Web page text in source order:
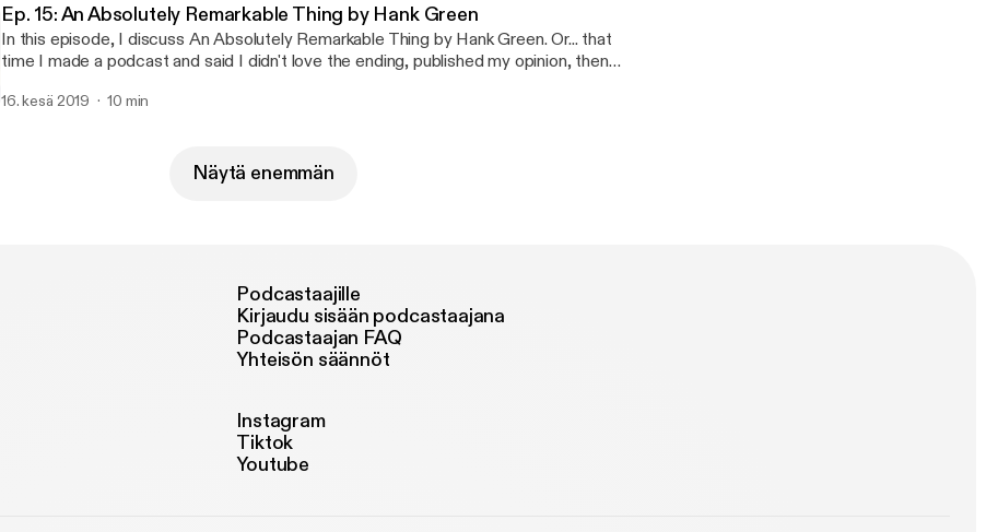
Ep. 15: An Absolutely Remarkable Thing by Hank Green
In this episode, I discuss An Absolutely Remarkable Thing by Hank Green. Or... that
time I made a podcast and said I didn't love the ending, published my opinion, then
ending was left so vague). And... I still don't love the ending.
16. kesä 2019 10 min
Näytä enemmän
Podcastaajille
Kirjaudu sisään podcastaajana
Podcastaajan FAQ
Yhteisön säännöt
Instagram
Tiktok
Youtube